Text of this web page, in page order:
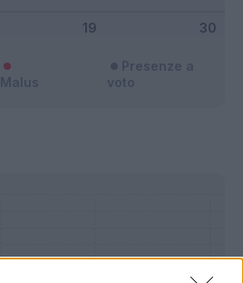
Malus
Presenze a
voto